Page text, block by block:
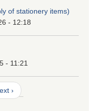
of stationery items)
- 12:18
- 11:21
›